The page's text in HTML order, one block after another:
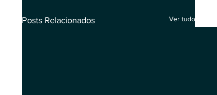
Posts Relacionados Ver tudo